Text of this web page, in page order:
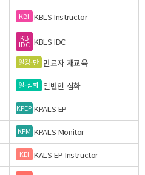
KBI KBLS Instructor
KB
IDC KBLS IDC
일강-만 만료자 재교육
일-심화 일반인 심화
KPEP KPALS EP
KPM KPALS Monitor
KEI KALS EP Instructor